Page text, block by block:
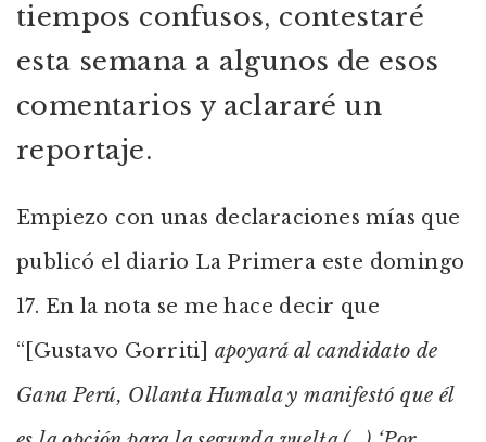
tiempos confusos, contestaré
esta semana a algunos de esos
comentarios y aclararé un
reportaje.
Empiezo con unas declaraciones mías que
publicó el diario La Primera este domingo
17. En la nota se me hace decir que
“[Gustavo Gorriti] apoyará al candidato de
Gana Perú, Ollanta Humala y manifestó que él